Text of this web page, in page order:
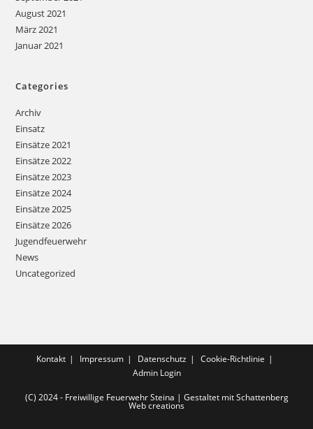
August 2021
März 2021
Januar 2021
Categories
Archiv
Einsatz
Einsätze 2021
Einsätze 2022
Einsätze 2023
Einsätze 2024
Einsätze 2025
Einsätze 2026
Jugendfeuerwehr
News
Uncategorized
Kontakt Impressum Datenschutz
Cookie-Richtlinie
Admin Login
(C) 2024 - Freiwillige Feuerwehr Steina | Gestaltet mit Schattenberg
Web creations